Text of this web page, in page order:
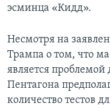
эсминца «Кидд».
Несмотря на
Трампа о том, что
является
Пентагона
количество тестов